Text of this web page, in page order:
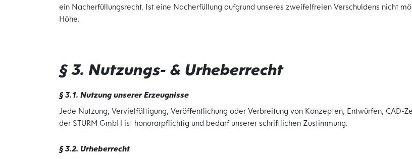
ein Nacherfüllungsrecht. Ist eine Nacherfüllung aufgrund unseres zweifelfreien Verschuldens nicht
Höhe.
§ 3. Nutzungs- & Urheberrecht
§ 3.1. Nutzung unserer Erzeugnisse
Jede Nutzung, Vervielfältigung, Veröffentlichung oder Verbreitung von Konzepten, Entwürfen, CAD-
der STURM GmbH ist honorarpflichtig und bedarf unserer schriftlichen Zustimmung.
§ 3.2. Urheberrecht